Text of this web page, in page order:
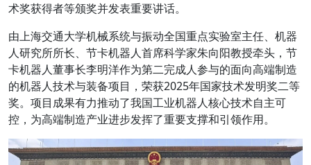
术奖获得者等颁奖并发表重要讲话。
由上海交通大学机械系统与振动全国重点实验室主任、机器
人研究所所长、节卡机器人首席科学家朱向阳教授牵头，节
卡机器人董事长李明洋作为第二完成人参与的面向高端制造
的机器人技术与装备项目，荣获2025年国家技术发明奖二等
奖。项目成果有力推动了我国工业机器人核心技术自主可
控，为高端制造产业进步发挥了重要支撑和引领作用。